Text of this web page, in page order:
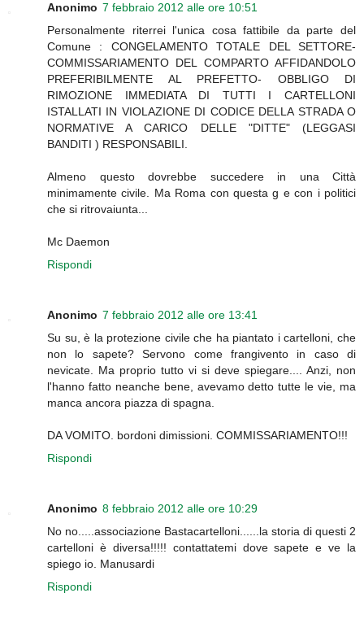
Anonimo 7 febbraio 2012 alle ore 10:51
Personalmente riterrei l'unica cosa fattibile da parte del
Comune : CONGELAMENTO TOTALE DEL SETTORE-
COMMISSARIAMENTO DEL COMPARTO AFFIDANDOLO
PREFERIBILMENTE AL PREFETTO- OBBLIGO DI
RIMOZIONE IMMEDIATA DI TUTTI I CARTELLONI
ISTALLATI IN VIOLAZIONE DI CODICE DELLA STRADA O
NORMATIVE A CARICO DELLE "DITTE" (LEGGASI
BANDITI ) RESPONSABILI.
Almeno questo dovrebbe succedere in una Città
minimamente civile. Ma Roma con questa g e con i politici
che si ritrovaiunta...
Mc Daemon
Rispondi
Anonimo 7 febbraio 2012 alle ore 13:41
Su su, è la protezione civile che ha piantato i cartelloni, che
non lo sapete? Servono come frangivento in caso di
nevicate. Ma proprio tutto vi si deve spiegare.... Anzi, non
l'hanno fatto neanche bene, avevamo detto tutte le vie, ma
manca ancora piazza di spagna.
DA VOMITO. bordoni dimissioni. COMMISSARIAMENTO!!!
Rispondi
Anonimo 8 febbraio 2012 alle ore 10:29
No no.....associazione Bastacartelloni......la storia di questi 2
cartelloni è diversa!!!!! contattatemi dove sapete e ve la
spiego io. Manusardi
Rispondi